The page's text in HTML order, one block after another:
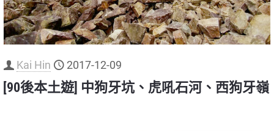
Kai Hin 2017-12-09
[90後本土遊] 中狗牙坑、虎吼石河、西狗牙嶺